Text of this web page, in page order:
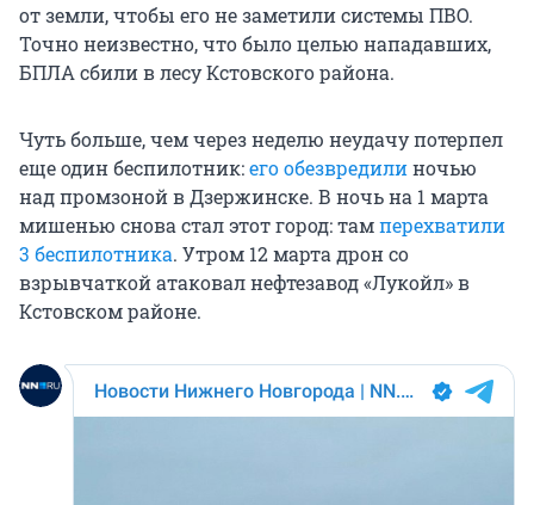
от земли, чтобы его не заметили системы ПВО.
Точно неизвестно, что было целью нападавших,
БПЛА сбили в лесу Кстовского района.
Чуть больше, чем через неделю неудачу потерпел
еще один беспилотник:его обезвредилиночью
над промзоной в Дзержинске. В ночь на 1 марта
мишенью снова стал этот город: тамперехватили
3 беспилотника. Утром 12 марта дрон со
взрывчаткой атаковал нефтезавод «Лукойл» в
Кстовском районе.